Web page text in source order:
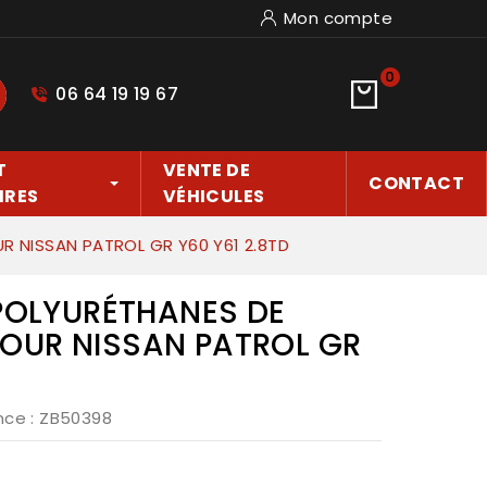
Mon compte
06 64 19 19 67
0
VENTE DE
VÉHICULES
CONTACT
NISSAN PATROL GR Y60 Y61 2.8TD
DE
NISSAN PATROL GR
: ZB50398